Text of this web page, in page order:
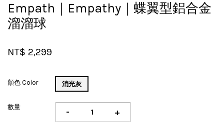
Empath｜Empathy｜蝶翼型鋁合金
溜溜球
NT$ 2,299
顏色 Color 消光灰
數量 - +